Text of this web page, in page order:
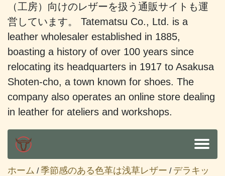
（工房）向けのレザーを扱う通販サイトも運
営しています。 Tatematsu Co., Ltd. is a
leather wholesaler established in 1885,
boasting a history of over 100 years since
relocating its headquarters in 1917 to Asakusa
Shoten-cho, a town known for shoes. The
company also operates an online store dealing
in leather for ateliers and workshops.
ホーム /季節感のある色革は浅草レザー / デラキッ